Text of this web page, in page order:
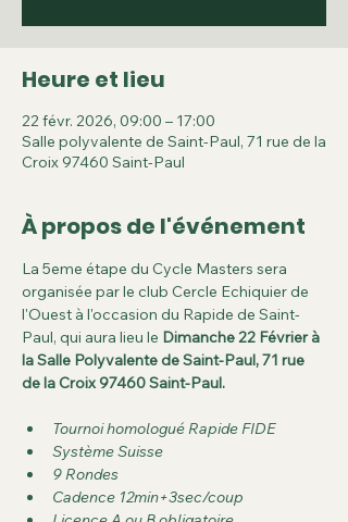
Heure et lieu
22 févr. 2026, 09:00 – 17:00
Salle polyvalente de Saint-Paul, 71 rue de la
Croix 97460 Saint-Paul
À propos de l'événement
La 5eme étape du Cycle Masters sera
organisée par le club Cercle Echiquier de
l'Ouest à l'occasion du Rapide de Saint-
Paul, qui aura lieu le Dimanche 22 Février à
la Salle Polyvalente de Saint-Paul, 71 rue
de la Croix 97460 Saint-Paul.
Tournoi homologué Rapide FIDE
Système Suisse
9 Rondes
Cadence 12min+3sec/coup